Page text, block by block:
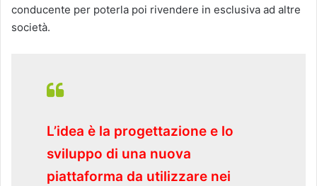
conducente per poterla poi rivendere in esclusiva ad altre
società.
L’idea è la progettazione e lo
sviluppo di una nuova
piattaforma da utilizzare nei